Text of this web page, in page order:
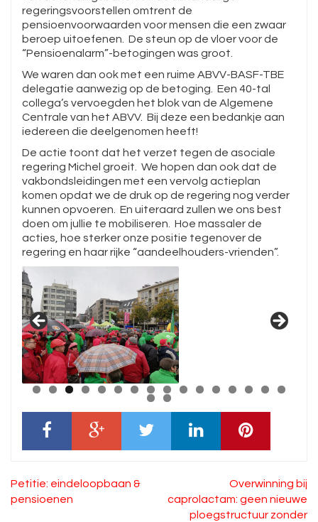
regeringsvoorstellen omtrent de
pensioenvoorwaarden voor mensen die een zwaar
beroep uitoefenen. De steun op de vloer voor de
“Pensioenalarm”-betogingen was groot.
We waren dan ook met een ruime ABVV-BASF-TBE
delegatie aanwezig op de betoging. Een 40-tal
collega’s vervoegden het blok van de Algemene
Centrale van het ABVV. Bij deze een bedankje aan
iedereen die deelgenomen heeft!
De actie toont dat het verzet tegen de asociale
regering Michel groeit. We hopen dan ook dat de
vakbondsleidingen met een vervolg actieplan
komen opdat we de druk op de regering nog verder
kunnen opvoeren. En uiteraard zullen we ons best
doen om jullie te mobiliseren. Hoe massaler de
acties, hoe sterker onze positie tegenover de
regering en haar rijke “aandeelhouders-vrienden”.
Bericht
navigatie
Petitie: eindeloopbaan &
pensioenen
Overwinning bij
caprolactam: geen nieuwe
ploegstructuur zonder